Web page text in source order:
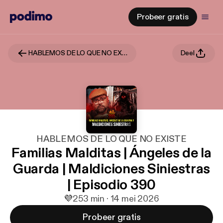
Probeer gratis
HABLEMOS DE LO QUE NO EXISTE Deel
HABLEMOS DE LO QUE NO EXISTE
Familias Malditas | Ángeles de la
Guarda | Maldiciones Siniestras
| Episodio 390
💜253 min · 14 mei 2026
Probeer gratis